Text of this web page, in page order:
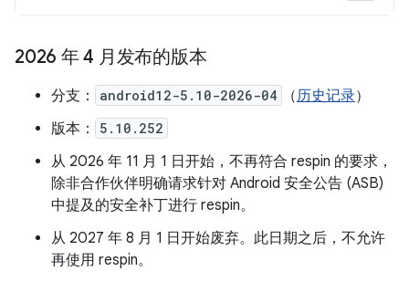
2026 年 4 月发布的版本
分支： android12-5.10-2026-04 （历史记录）
版本：
5.10.252
从 2026 年 11 月 1 日开始，不再符合 respin 的要求，
除非合作伙伴明确请求针对 Android 安全公告 (ASB)
中提及的安全补丁进行 respin。
从 2027 年 8 月 1 日开始废弃。此日期之后，不允许
再使用 respin。